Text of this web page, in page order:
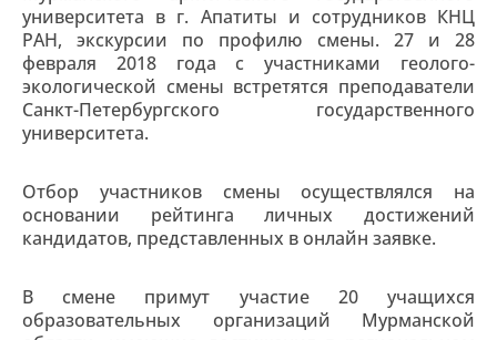
университета в г. Апатиты и сотрудников КНЦ
РАН, экскурсии по профилю смены. 27 и 28
февраля 2018 года с участниками геолого-
экологической смены встретятся преподаватели
Санкт-Петербургского государственного
университета.
Отбор участников смены осуществлялся на
основании рейтинга личных достижений
кандидатов, представленных в онлайн заявке.
В смене примут участие 20 учащихся
образовательных организаций Мурманской